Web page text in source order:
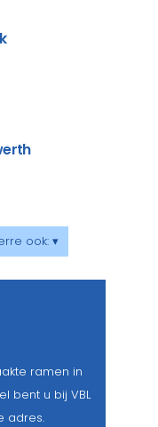
ook: ▾
ramen in
bent u bij VBL
adres.